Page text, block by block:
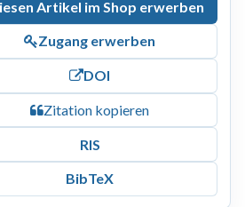
Artikel im Shop erwerben
Zugang erwerben
DOI
Zitation kopieren
RIS
BibTeX